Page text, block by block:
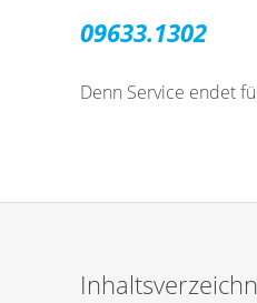
09633.1302
Denn Service endet